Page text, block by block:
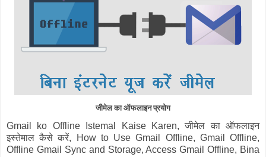
जीमेल का ऑफलाइन प्रयोग
Gmail ko Offline Istemal Kaise Karen, जीमेल का ऑफलाइन
इस्तेमाल कैसे करें, How to Use Gmail Offline, Gmail Offline,
Offline Gmail Sync and Storage, Access Gmail Offline, Bina